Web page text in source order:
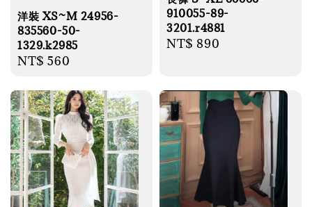
洋裝 XS~M 24956-
835560-50-
1329.k2985
Regular
NT$ 560
910055-89-
3201.r4881
Regular
NT$ 890